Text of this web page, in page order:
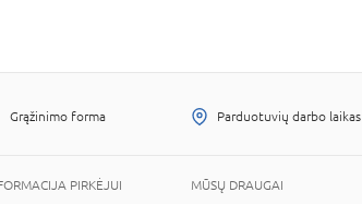
Grąžinimo forma Parduotuvių darbo laikas
PIRKĖJUI
MŪSŲ DRAUGAI